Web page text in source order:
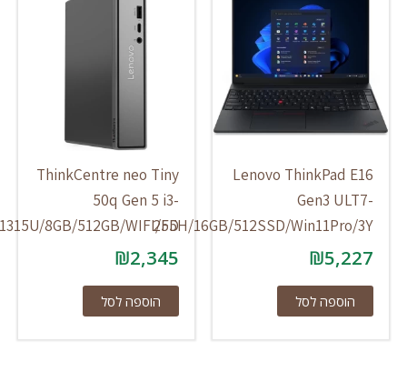
Lenovo ThinkPad E16
Gen3 ULT7-
255H/16GB/512SSD/Win11Pro/3Y
₪5,227
הוספה לסל
ThinkCentre neo Tiny
50q Gen 5 i3-
1315U/8GB/512GB/WIFI/FD
₪2,345
הוספה לסל